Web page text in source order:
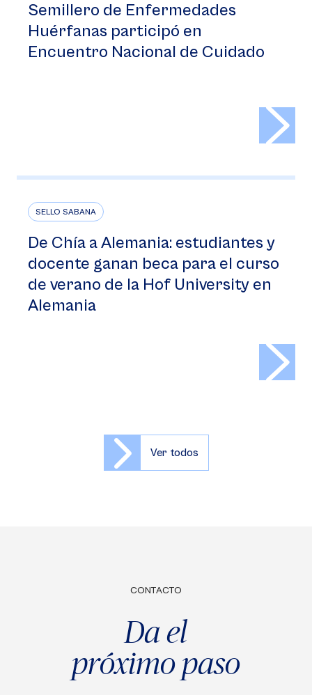
Semillero de Enfermedades
Huérfanas participó en
Encuentro Nacional de Cuidado
SELLO SABANA
De Chía a Alemania: estudiantes y
docente ganan beca para el curso
de verano de la Hof University en
Alemania
Ver todos
CONTACTO
Da el
próximo paso